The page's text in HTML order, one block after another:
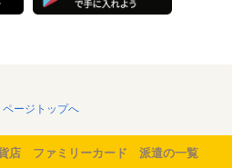
ページトップへ
店 ファミリーカード 派遣の一覧